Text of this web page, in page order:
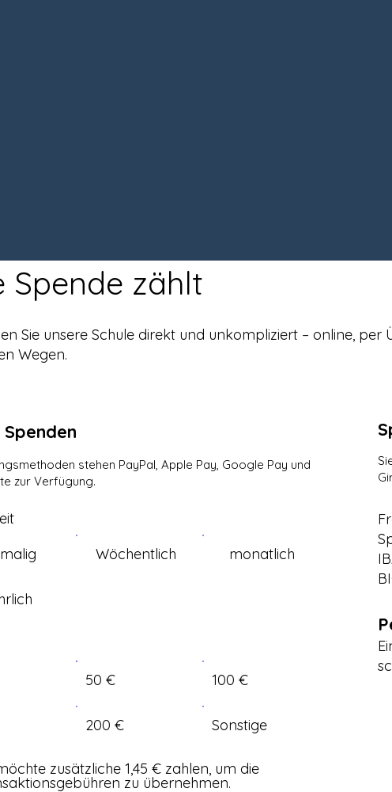
Spende zählt
Sie unsere Schule direkt und unkompliziert – online, per
Wegen.
Spenden
stehen PayPal, Apple Pay, Google Pay und
zur Verfügung.
Wöchentlich monatlich
50 € 100 €
200 € Sonstige
zusätzliche 1,45 € zahlen, um die
zu übernehmen.